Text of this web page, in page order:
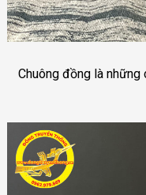
Chuông đồng là